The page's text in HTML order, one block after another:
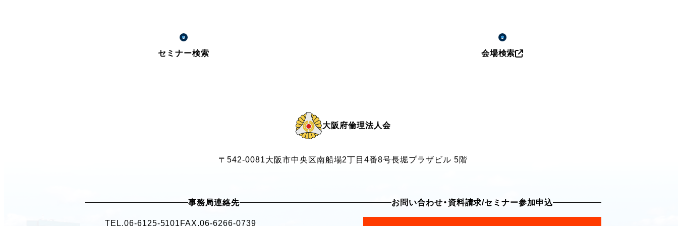
セミナー検索 会場検索
大阪府倫理法人会
〒542-0081大阪市中央区南船場2丁目4番8号長堀プラザビル 5階
事務局連絡先
TEL.06-6125-5101 FAX.06-6266-0739
お問い合わせ・資料請求/セミナー参加申込